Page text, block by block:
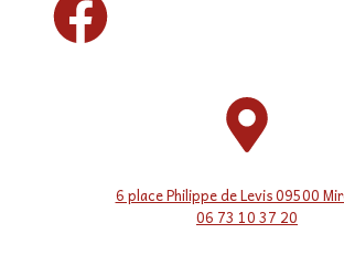
6 place Philippe de Levis 09500
06 73 10 37 20